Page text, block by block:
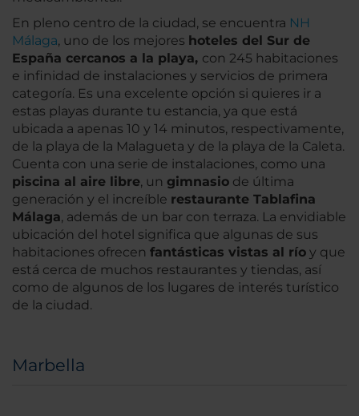
En pleno centro de la ciudad, se encuentra NH
Málaga, uno de los mejores hoteles del Sur de
España cercanos a la playa, con 245 habitaciones
e infinidad de instalaciones y servicios de primera
categoría. Es una excelente opción si quieres ir a
estas playas durante tu estancia, ya que está
ubicada a apenas 10 y 14 minutos, respectivamente,
de la playa de la Malagueta y de la playa de la Caleta.
Cuenta con una serie de instalaciones, como una
piscina al aire libre, un gimnasio de última
generación y el increíble restaurante Tablafina
Málaga, además de un bar con terraza. La envidiable
ubicación del hotel significa que algunas de sus
habitaciones ofrecen fantásticas vistas al río y que
está cerca de muchos restaurantes y tiendas, así
como de algunos de los lugares de interés turístico
de la ciudad.
Marbella